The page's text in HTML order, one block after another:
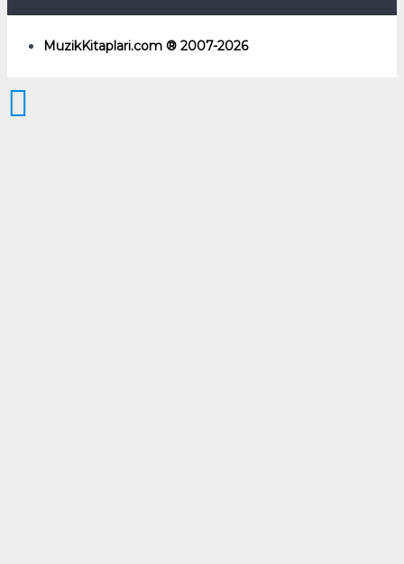
MuzikKitaplari.com ® 2007-2026